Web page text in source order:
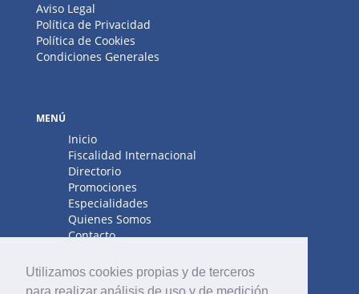
Utilizamos cookies propias y de terceros
Aviso Legal
Política de Privacidad
Política de Cookies
Condiciones Generales
MENÚ
Inicio
Fiscalidad Internacional
Directorio
Promociones
Especialidades
Quienes Somos
Contacto